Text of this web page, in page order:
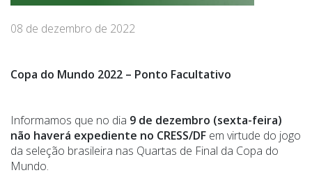
08 de dezembro de 2022
Copa do Mundo 2022 – Ponto Facultativo
Informamos que no dia 9 de dezembro (sexta-feira)
não haverá expediente no CRESS/DF em virtude do jogo
da seleção brasileira nas Quartas de Final da Copa do
Mundo.